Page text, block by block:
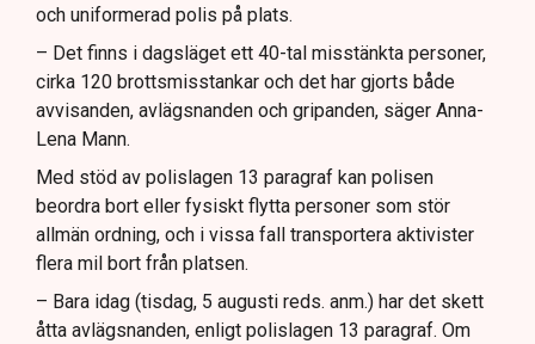
och uniformerad polis på plats.
– Det finns i dagsläget ett 40-tal misstänkta personer,
cirka 120 brottsmisstankar och det har gjorts både
avvisanden, avlägsnanden och gripanden, säger Anna-
Lena Mann.
Med stöd av polislagen 13 paragraf kan polisen
beordra bort eller fysiskt flytta personer som stör
allmän ordning, och i vissa fall transportera aktivister
flera mil bort från platsen.
– Bara idag (tisdag, 5 augusti reds. anm.) har det skett
åtta avlägsnanden, enligt polislagen 13 paragraf. Om